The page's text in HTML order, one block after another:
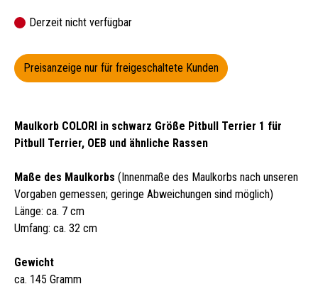
Derzeit nicht verfügbar
Preisanzeige nur für freigeschaltete Kunden
Maulkorb COLORI in schwarz Größe Pitbull Terrier 1 für
Pitbull Terrier, OEB und ähnliche Rassen
Maße des Maulkorbs (Innenmaße des Maulkorbs nach unseren
Vorgaben gemessen; geringe Abweichungen sind möglich)
Länge: ca. 7 cm
Umfang: ca. 32 cm
Gewicht
ca. 145 Gramm